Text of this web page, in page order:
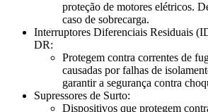
proteção de motores elétricos.
caso de sobrecarga.
Interruptores Diferenciais Residuais
DR:
Protegem contra correntes de
causadas por falhas de
garantir a segurança contra
Supressores de Surto:
Dispositivos que protegem